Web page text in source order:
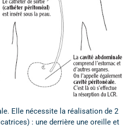
Elle nécessite la réalisation de 2
: une derrière une oreille et